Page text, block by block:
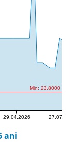
Min: 23,8000
29.04.2026
ani